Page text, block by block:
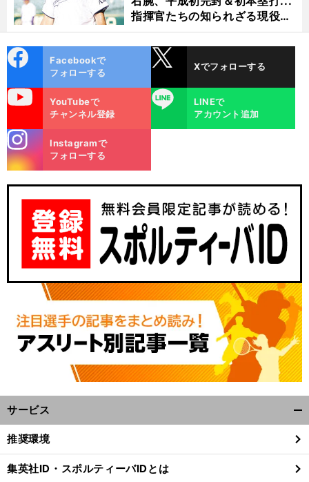
指揮官たちの知られざる現役時
代
ok
Facebookで
フォローする
Xでフォローする
YouTubeで
チャンネル登録
LINE
LINEで
アカウント追加
m
Instagramで
フォローする
サービス
閉
る
推奨環境
集英社ID・スポルティーバIDとは